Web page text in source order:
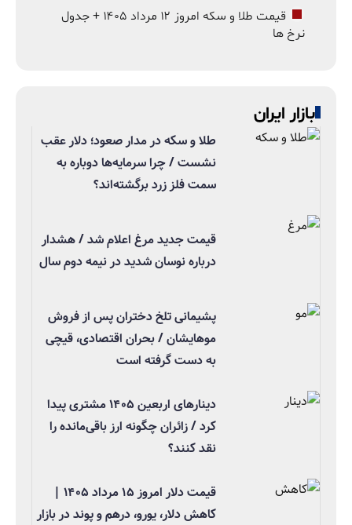
قیمت طلا و سکه امروز ۱۲ مرداد ۱۴۰۵ + جدول
نرخ ها
بازار ایران
طلا و سکه در مدار صعود؛ دلار عقب
نشست / چرا سرمایه‌ها دوباره به
سمت فلز زرد برگشته‌اند؟
قیمت جدید مرغ اعلام شد / هشدار
درباره نوسان شدید در نیمه دوم سال
پشیمانی تلخ دختران پس از فروش
موهایشان / بحران اقتصادی، قیچی
به دست گرفته است
دینارهای اربعین ۱۴۰۵ مشتری پیدا
کرد / زائران چگونه ارز باقی‌مانده را
نقد کنند؟
قیمت دلار امروز ۱۵ مرداد ۱۴۰۵ |
کاهش دلار، یورو، درهم و پوند در بازار